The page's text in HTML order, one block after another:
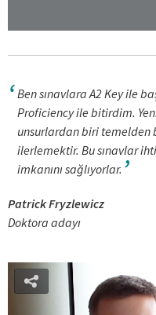
Ben sınavlara A2 Key ile
Proficiency ile bitirdim.
unsurlardan biri temelden
ilerlemektir. Bu sınavlar
imkanını sağlıyorlar.
Patrick Fryzlewicz
Doktora adayı